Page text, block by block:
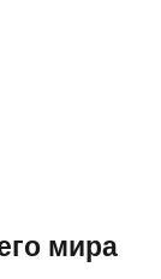
мира